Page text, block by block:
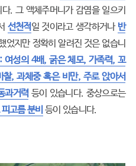
. 그 액체주머니가 감염을 일으키
선천적 일 것이라고 생각하거나 반
었지만 정확히 알려진 것은 없습니
여성의 4배, 굵은 체모, 가족력, 꼬
, 과체중 혹은 비만, 주로 앉아서
과거력 등이 있습니다. 중상으로는
고름 분비 등이 있습니다.